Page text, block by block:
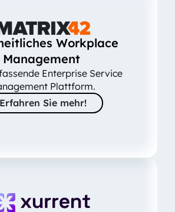
Workplace
Management
Enterprise Service
Plattform.
Erfahren Sie mehr!